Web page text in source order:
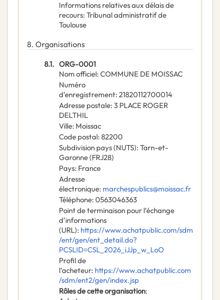
Informations relatives aux délais de
recours: Tribunal administratif de
Toulouse
8. Organisations
8.1. ORG-0001
Nom officiel: COMMUNE DE MOISSAC
Numéro
d’enregistrement: 21820112700014
Adresse postale: 3 PLACE ROGER
DELTHIL
Ville: Moissac
Code postal: 82200
Subdivision pays (NUTS): Tarn-et-
Garonne(FRJ28)
Pays: France
Adresse
électronique: marchespublics@moissac.fr
Téléphone: 0563046363
Point de terminaison pour l’échange
d’informations
(URL): https://www.achatpublic.com/sdm
/ent/gen/ent_detail.do?
PCSLID=CSL_2026_iJJp_w_LoO
Profil de
l’acheteur: https://www.achatpublic.com
/sdm/ent2/gen/index.jsp
Rôles de cette organisation: